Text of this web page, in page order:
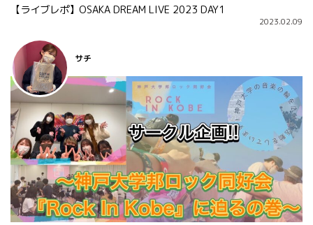
【ライブレポ】OSAKA DREAM LIVE 2023 DAY1
2023.02.09
サチ